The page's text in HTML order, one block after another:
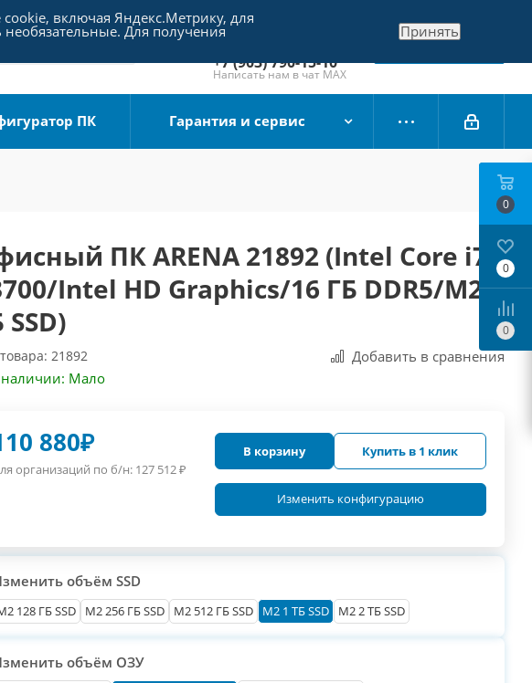
+7 (495) 790-15-10
Отдел продаж
+7 (903) 790-15-10
Написать нам в чат MAX
Заказать звонок
ПК Гарантия и сервис
ПК ARENA 21892 (Intel Core i7-
Intel HD Graphics/16 ГБ DDR5/M2 1
SSD)
21892
Добавить в сравнения
Мало
880₽
организаций по б/н: 127 512₽
В корзину Купить в 1 клик
Изменить конфигурацию
объём SSD
128 ГБ SSD M2 256 ГБ SSD M2 512 ГБ SSD M2 1 ТБ SSD M2 2 ТБ SSD
объём ОЗУ
0
0
0
включая Яндекс.Метрику, для
Для получения Принять